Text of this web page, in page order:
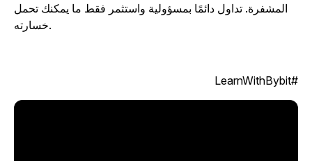
المشفرة. تداول دائمًا بمسؤولية واستثمر فقط ما يمكنك تحمل